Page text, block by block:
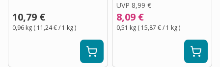
10,79 €
0,96 kg ( 11,24 €/ 1 kg)
UVP 8,99 €
8,09 €
0,51 kg ( 15,87 €/ 1 kg)